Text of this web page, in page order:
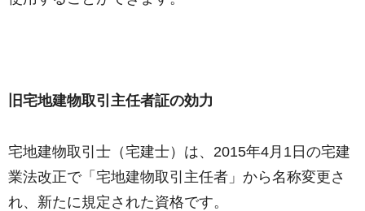
旧宅地建物取引主任者証の効力
宅地建物取引士（宅建士）は、2015年4月1日の宅建
業法改正で「宅地建物取引主任者」から名称変更さ
れ、新たに規定された資格です。